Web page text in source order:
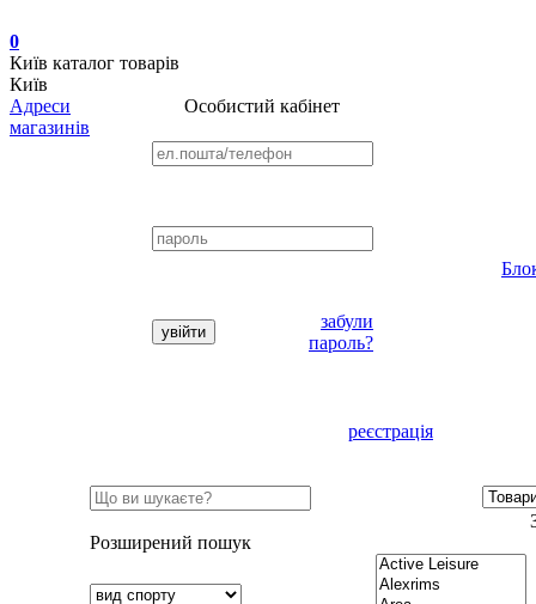
0
Київ каталог товарів
Київ
Адреси
магазинів
Особистий кабінет
забули
пароль?
реєстрація
Розширений пошук